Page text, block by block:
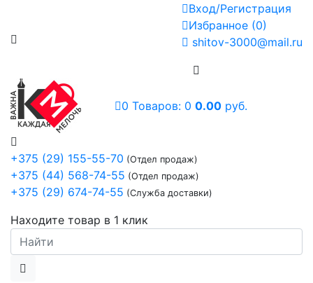
Вход/Регистрация
Избранное (0)
shitov-3000@mail.ru
+375 (29) 155-55-70 (Отдел продаж)
+375 (44) 568-74-55 (Отдел продаж)
+375 (29) 674-74-55 (Служба доставки)
Находите товар в 1 клик
0 Товаров: 0 0.00 руб.